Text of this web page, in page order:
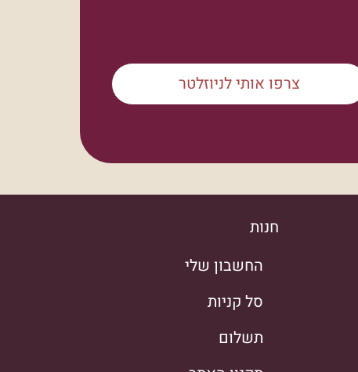
צרפו אותי לניוזלטר
חנות
החשבון שלי
סל קניות
תשלום